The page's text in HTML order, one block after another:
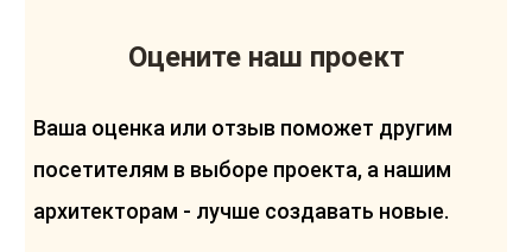
Оцените наш проект
Ваша оценка или отзыв поможет другим
посетителям в выборе проекта, а нашим
архитекторам - лучше создавать новые.